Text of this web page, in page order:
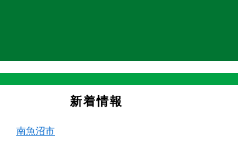
新着情報
南魚沼市